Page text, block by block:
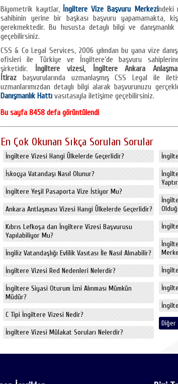
Biyometrik kayıtlar, İngiltere Vize Başvuru Merkezindeki
sahibinin yerine bir başkası başvuru yapamamakta,
gerekmektedir. Bu hususta detaylı bilgi ve
geçebilirsiniz.
CSS & Co Legal Services, 2006 yılından bu yana vize
ofisleri ile Türkiye ve İngiltere’de başvuru
şirketidir.
İngiltere vizesi, İngiltere Ankara
İtiraz başvurularında uzmanlaşmış CSS Legal ile
uzmanlarımızdan detaylı bilgi alarak başvurunuzu
Danışmanlık Hattı vasıtasıyla iletişime geçebilirsiniz.
Bu sayfa 8458 defa görüntülendi
En Çok Okunan Sıkça Sorulan Sorular
İngiltere Vizesi Hangi Ülkelerde Geçerlidir?
İskoçya Vatandaşı Nasıl Olunur?
İngiltere Yeşil Pasaporta Vize İstiyor Mu?
Ankara Antlaşması Vizesi Hangi Ülkelerde Geçerlidir?
Kıbrıs Lefkoşa dan İngiltere Vizesi Başvurusu
Yapılabiliyor Mu?
İngiliz Vatandaşlığı Evlilik Vasıtası İle Nasıl Alınabilir?
İngiltere Vizesi Red Nedenleri Nelerdir?
İngiltere Siyasi Oturum İzni Alınması Mümkün
Müdür?
C Tipi İngiltere Vizesi Nedir?
İngiltere Vizesi Mülakat Soruları Nelerdir?